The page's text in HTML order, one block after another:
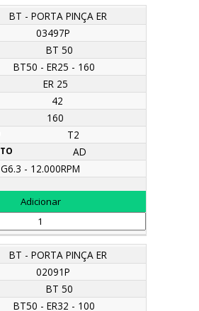
BT - PORTA PINÇA ER
03497P
BT 50
BT50 - ER25 - 160
ER 25
42
160
T2
AD
G6.3 - 12.000RPM
BT - PORTA PINÇA ER
02091P
BT 50
BT50 - ER32 - 100